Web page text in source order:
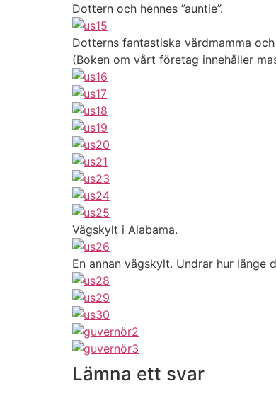
Dottern och hennes ”auntie”.
Dotterns fantastiska värdmamma
(Boken om vårt företag innehåller
Vägskylt i Alabama.
En annan vägskylt. Undrar hur länge
Lämna ett svar